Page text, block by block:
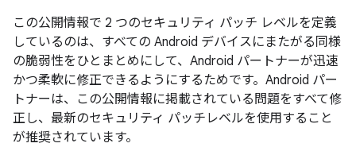
この公開情報で 2 つのセキュリティ パッチ レベルを定義
しているのは、すべての Android デバイスにまたがる同様
の脆弱性をひとまとめにして、Android パートナーが迅速
かつ柔軟に修正できるようにするためです。Android パー
トナーは、この公開情報に掲載されている問題をすべて修
正し、最新のセキュリティ パッチレベルを使用すること
が推奨されています。